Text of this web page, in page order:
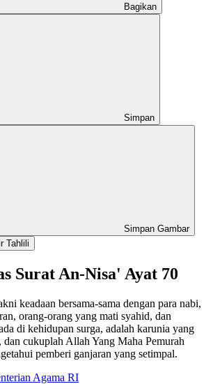
Bagikan
Simpan
Simpan Gambar
Tahlili
Surat An-Nisa' Ayat 70
keadaan bersama-sama dengan para nabi,
orang-orang yang mati syahid, dan
di kehidupan surga, adalah karunia yang
cukuplah Allah Yang Maha Pemurah
pemberi ganjaran yang setimpal.
Agama RI